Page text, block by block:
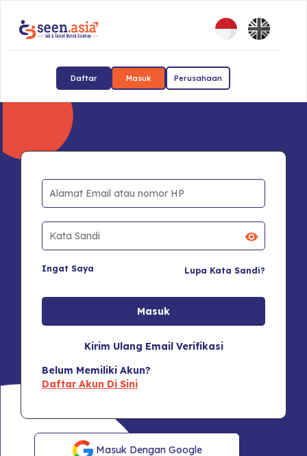
Daftar Masuk Perusahaan
Ingat Saya Lupa Kata Sandi?
Kirim Ulang Email Verifikasi
Belum Memiliki Akun?
Daftar Akun Di Sini
Masuk Dengan Google